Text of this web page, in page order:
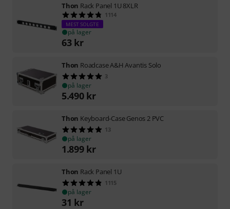
Thon Rack Panel 1U 8XLR
1114
MEST SOLGTE
på lager
63 kr
Thon Roadcase A&H Avantis Solo
3
på lager
5.490 kr
Thon Keyboard-Case Genos 2 PVC
13
på lager
1.899 kr
Thon Rack Panel 1U
1115
på lager
31 kr